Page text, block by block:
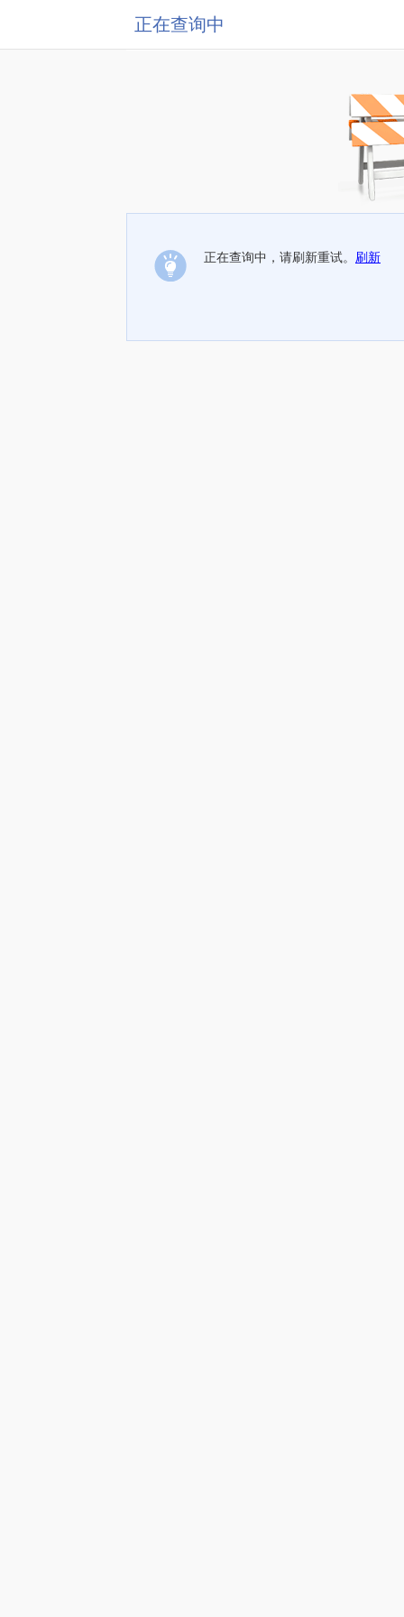
正在查询中
正在查询中，请刷新重试。 刷新